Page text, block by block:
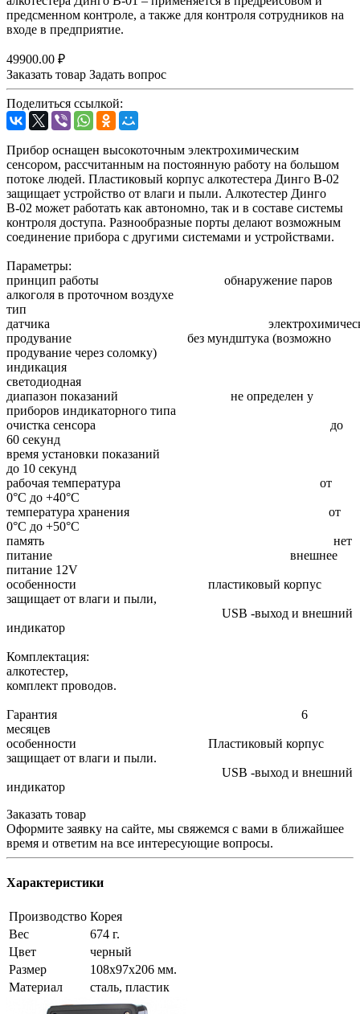
предсменном контроле, а также для контроля сотрудников на
входе в предприятие.
49900.00 ₽
Заказать товар Задать вопрос
Поделиться ссылкой:
Прибор оснащен высокоточным электрохимическим
сенсором, рассчитанным на постоянную работу на большом
потоке людей. Пластиковый корпус алкотестера Динго В-02
защищает устройство от влаги и пыли. Алкотестер Динго
В-02 может работать как автономно, так и в составе системы
контроля доступа. Разнообразные порты делают возможным
соединение прибора с другими системами и устройствами.
Параметры:
принцип работы обнаружение паров
алкоголя в проточном воздухе
тип
датчика
продувание без мундштука (возможно
продувание через соломку)
индикация
светодиодная
диапазон показаний не определен у
приборов индикаторного типа
очистка сенсора до
60 секунд
время установки показаний
до 10 секунд
рабочая температура от
0°С до +40°С
температура хранения от
0°С до +50°С
память нет
питание внешнее
питание 12V
особенности пластиковый корпус
защищает от влаги и пыли,
USB -выход и внешний
индикатор
Комплектация:
алкотестер,
комплект проводов.
Гарантия 6
месяцев
особенности Пластиковый корпус
защищает от влаги и пыли.
USB -выход и внешний
индикатор
Заказать товар
Оформите заявку на сайте, мы свяжемся с вами в ближайшее
время и ответим на все интересующие вопросы.
Характеристики
Производство Корея
Вес
674 г.
Цвет
черный
Размер
108х97х206 мм.
Материал
сталь, пластик